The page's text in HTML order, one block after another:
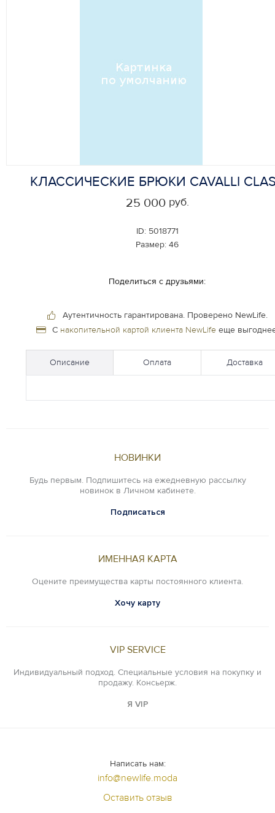
КЛАССИЧЕСКИЕ БРЮКИ CAVALLI
ID: 5018771
Размер: 46
25 000 руб.
Поделиться с друзьями:
Аутентичность гарантирована. Проверено NewLife.
С накопительной картой клиента NewLifeеще
Описание Оплата Доставка
НОВИНКИ
Будь первым. Подпишитесь на ежедневную рассылку
новинок в Личном кабинете.
Подписаться
ИМЕННАЯ КАРТА
Оцените преимущества карты постоянного клиента.
Хочу карту
VIP SERVICE
Индивидуальный подход. Специальные условия на покупку и
продажу. Консьерж.
Я VIP
Написать нам:
info@newlife.moda
Оставить отзыв